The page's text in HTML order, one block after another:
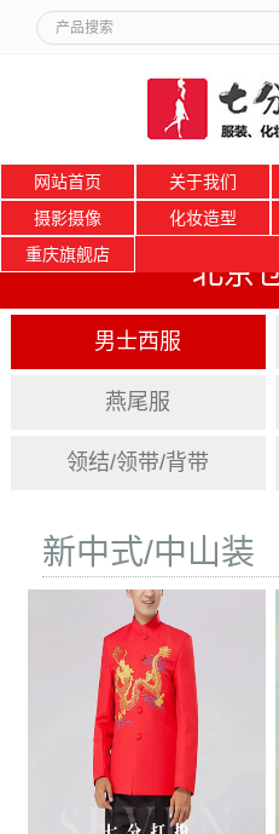
网站首页 关于我们
摄影摄像
化妆造型
重庆旗舰店
北京
男士西服
燕尾服
领结/领带/背带
新中式/中山装